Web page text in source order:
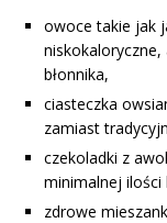
owoce takie jak
błonnika,
ciasteczka
zamiast
czekoladki z
minimalnej ilości
zdrowe